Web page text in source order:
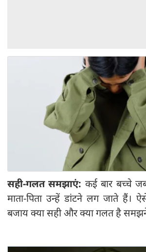
सही-गलत समझाएं: कई बार बच्चे
माता-पिता उन्हें डांटने लग जाते हैं।
बजाय क्या सही और क्या गलत है